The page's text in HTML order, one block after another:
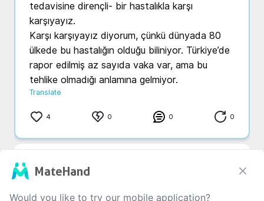
tedavisine dirençli- bir hastalıkla karşı
karşıyayız.
Karşı karşıyayız diyorum, çünkü dünyada 80
ülkede bu hastalığın olduğu biliniyor. Türkiye’de
rapor edilmiş az sayıda vaka var, ama bu
tehlike olmadığı anlamına gelmiyor.
Translate
4 0 0 0
MateHand
Would you like to try our mobile application?